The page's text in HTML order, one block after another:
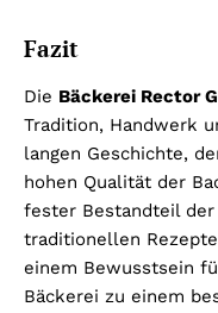
Fazit
Die Bäckerei Rector
Tradition, Handwerk
langen Geschichte,
hohen Qualität der
fester Bestandteil der
traditionellen
einem Bewusstsein
Bäckerei zu einem